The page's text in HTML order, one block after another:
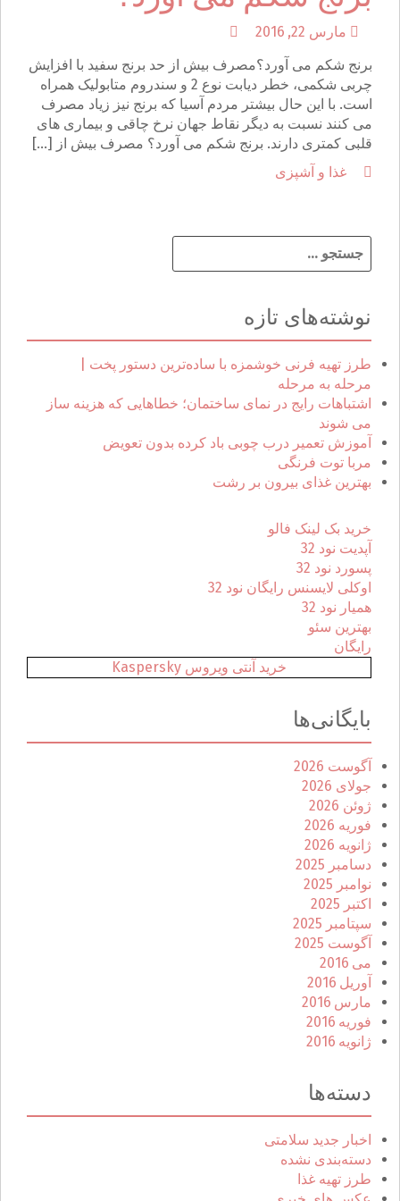
مارس 22, 2016
برنج شکم می آورد؟مصرف بیش از حد برنج سفید با افزایش
چربی شکمی، خطر دیابت نوع 2 و سندروم متابولیک همراه
است. با این حال بیشتر مردم آسیا که برنج نیز زیاد مصرف
می کنند نسبت به دیگر نقاط جهان نرخ چاقی و بیماری های
قلبی کمتری دارند. برنج شکم می آورد؟ مصرف بیش از […]
غذا و آشپزی
س
و
ب
ر
ا
ی
:
نوشته‌های تازه
طرز تهیه فرنی خوشمزه با ساده‌ترین دستور پخت |
مرحله به مرحله
اشتباهات رایج در نمای ساختمان؛ خطاهایی که هزینه ساز
می شوند
آموزش تعمیر درب چوبی باد کرده بدون تعویض
مربا توت فرنگی
بهترین غذای بیرون بر رشت
خرید بک لینک فالو
آپدیت نود 32
پسورد نود 32
اوکلی لایسنس رایگان نود 32
همیار نود 32
بهترین سئو
رایگان
خرید آنتی ویروس Kaspersky
بایگانی‌ها
آگوست 2026
جولای 2026
ژوئن 2026
فوریه 2026
ژانویه 2026
دسامبر 2025
نوامبر 2025
اکتبر 2025
سپتامبر 2025
آگوست 2025
می 2016
آوریل 2016
مارس 2016
فوریه 2016
ژانویه 2016
دسته‌ها
اخبار جدید سلامتی
دسته‌بندی نشده
طرز تهیه غذا